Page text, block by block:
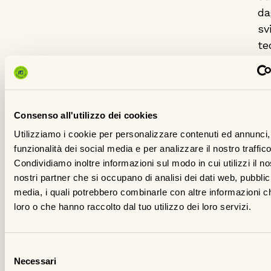
Consenso all'utilizzo dei cookies
Utilizziamo i cookie per personalizzare contenuti ed
funzionalità dei social media e per analizzare il nostro
Condividiamo inoltre informazioni sul modo in cui utilizzi il
nostri partner che si occupano di analisi dei dati web,
media, i quali potrebbero combinarle con altre informazioni
loro o che hanno raccolto dal tuo utilizzo dei loro servizi.
delNecessari